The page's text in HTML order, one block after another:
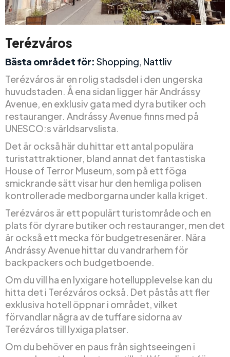
Terézváros
Bästa området för: Shopping, Nattliv
Terézváros är en rolig stadsdel i den ungerska
huvudstaden. Å ena sidan ligger här Andrássy
Avenue, en exklusiv gata med dyra butiker och
restauranger. Andrássy Avenue finns med på
UNESCO:s världsarvslista.
Det är också här du hittar ett antal populära
turistattraktioner, bland annat det fantastiska
House of Terror Museum, som på ett föga
smickrande sätt visar hur den hemliga polisen
kontrollerade medborgarna under kalla kriget.
Terézváros är ett populärt turistområde och en
plats för dyrare butiker och restauranger, men det
är också ett mecka för budgetresenärer. Nära
Andrássy Avenue hittar du vandrarhem för
backpackers och budgetboende.
Om du vill ha en lyxigare hotellupplevelse kan du
hitta det i Terézváros också. Det påstås att fler
exklusiva hotell öppnar i området, vilket
förvandlar några av de tuffare sidorna av
Terézváros till lyxiga platser.
Om du behöver en paus från sightseeingen i